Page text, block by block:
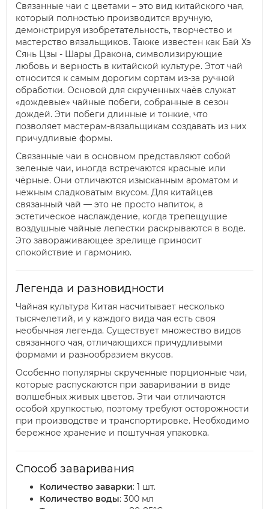
Связанные чаи с цветами – это вид китайского чая,
который полностью производится вручную,
демонстрируя изобретательность, творчество и
мастерство вязальщиков. Также известен как Бай Хэ
Сянь Цзы - Шары Дракона, символизирующие
любовь и верность в китайской культуре. Этот чай
относится к самым дорогим сортам из-за ручной
обработки. Основой для скрученных чаёв служат
«дождевые» чайные побеги, собранные в сезон
дождей. Эти побеги длинные и тонкие, что
позволяет мастерам-вязальщикам создавать из них
причудливые формы.
Связанные чаи в основном представляют собой
зеленые чаи, иногда встречаются красные или
чёрные. Они отличаются изысканным ароматом и
нежным сладковатым вкусом. Для китайцев
связанный чай — это не просто напиток, а
эстетическое наслаждение, когда трепещущие
воздушные чайные лепестки раскрываются в воде.
Это завораживающее зрелище приносит
спокойствие и гармонию.
Легенда и разновидности
Чайная культура Китая насчитывает несколько
тысячелетий, и у каждого вида чая есть своя
необычная легенда. Существует множество видов
связанного чая, отличающихся причудливыми
формами и разнообразием вкусов.
Особенно популярны скрученные порционные чаи,
которые распускаются при заваривании в виде
волшебных живых цветов. Эти чаи отличаются
особой хрупкостью, поэтому требуют осторожности
при производстве и транспортировке. Необходимо
бережное хранение и поштучная упаковка.
Способ заваривания
Количество заварки: 1 шт.
Количество воды: 300 мл